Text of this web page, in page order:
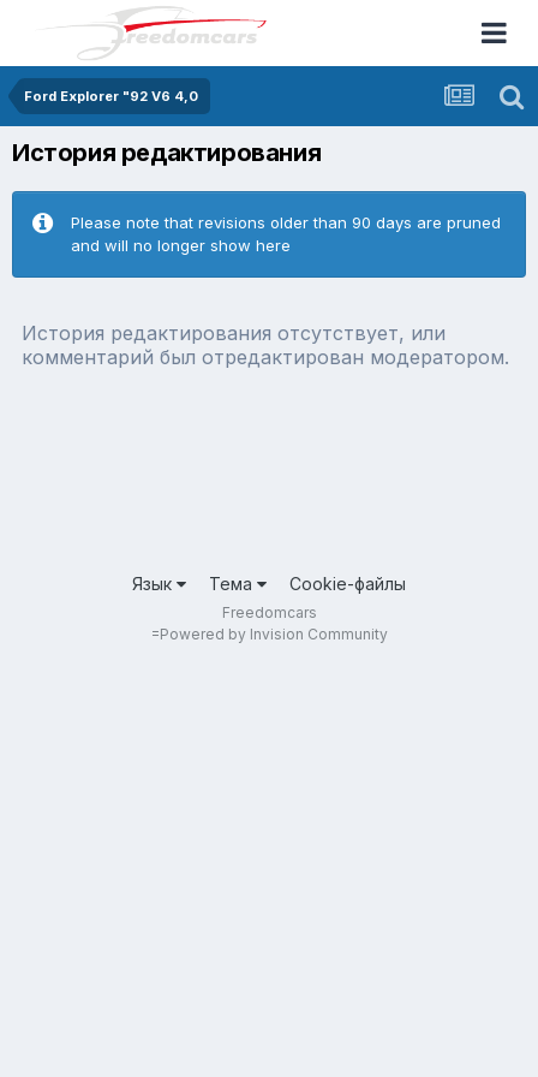
Ford Explorer "92 V6 4,0
История редактирования
Please note that revisions older than 90 days are pruned
and will no longer show here
История редактирования отсутствует, или
комментарий был отредактирован модератором.
Язык Тема Cookie-файлы
Freedomcars
=Powered by Invision Community